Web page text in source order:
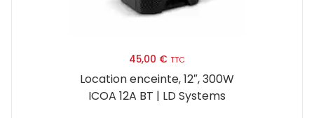
45,00 € TTC
Location enceinte, 12″, 300W
ICOA 12A BT | LD Systems